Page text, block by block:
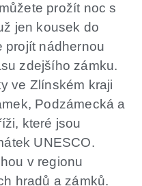
prožít noc s
jen kousek do
projít nádhernou
zdejšího zámku.
ve Zlínském kraji
Podzámecká a
které jsou
UNESCO.
v regionu
hradů a zámků.